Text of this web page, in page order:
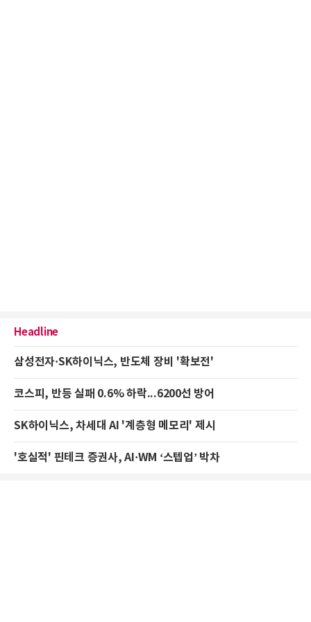
Headline
삼성전자·SK하이닉스, 반도체 장비 '확보전'
코스피, 반등 실패 0.6% 하락...6200선 방어
SK하이닉스, 차세대 AI '계층형 메모리' 제시
'호실적' 핀테크 증권사, AI·WM ‘스텝업’ 박차